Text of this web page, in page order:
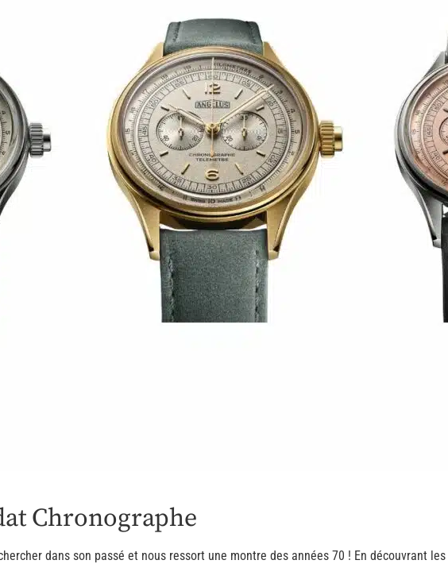
Chronographe
dans son passé et nous ressort une montre des années 70 ! En découvrant les